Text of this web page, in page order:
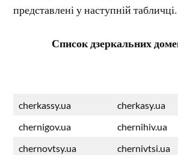
представлені у наступній табличці.
Список дзеркальних
cherkassy.ua cherkasy.ua
chernigov.ua
chernihiv.ua
chernovtsy.ua
chernivtsi.ua